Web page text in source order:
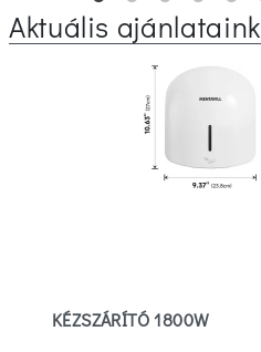
Aktuális ajánlataink
KÉZSZÁRÍTÓ 1800W